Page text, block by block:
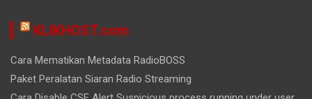
KLIKHOST.com
Cara Mematikan Metadata RadioBOSS
Paket Peralatan Siaran Radio Streaming